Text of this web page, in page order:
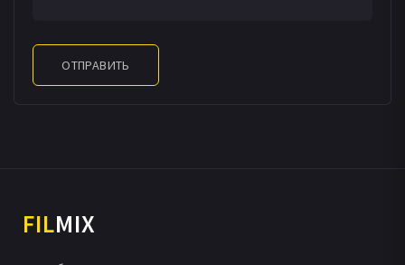
ОТПРАВИТЬ
FILMIX